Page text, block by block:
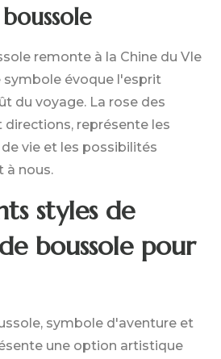
remonte à la Chine du VIe
symbole évoque l'esprit
du voyage. La rose des
directions, représente les
vie et les possibilités
à nous.
styles de
boussole pour
symbole d'aventure et
une option artistique